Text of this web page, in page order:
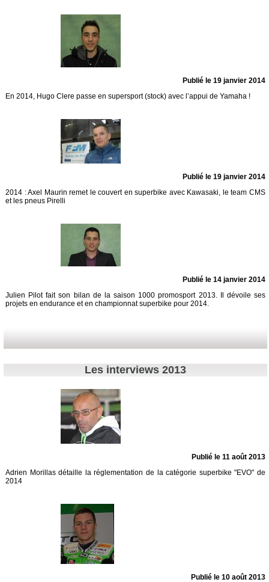
Publié le 19 janvier 2014
En 2014, Hugo Clere passe en supersport (stock) avec l’appui de Yamaha !
Publié le 19 janvier 2014
2014 : Axel Maurin remet le couvert en superbike avec Kawasaki, le team CMS
et les pneus Pirelli
Publié le 14 janvier 2014
Julien Pilot fait son bilan de la saison 1000 promosport 2013. Il dévoile ses
projets en endurance et en championnat superbike pour 2014.
Les interviews 2013
Publié le 11 août 2013
Adrien Morillas détaille la réglementation de la catégorie superbike "EVO" de
2014
Publié le 10 août 2013